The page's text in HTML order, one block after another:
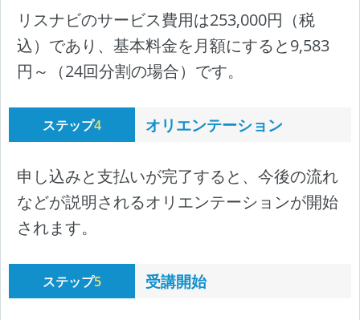
リスナビのサービス費用は253,000円（税
込）であり、基本料金を月額にすると9,583
円～（24回分割の場合）です。
ステップ4 オリエンテーション
申し込みと支払いが完了すると、今後の流れ
などが説明されるオリエンテーションが開始
されます。
ステップ5 受講開始